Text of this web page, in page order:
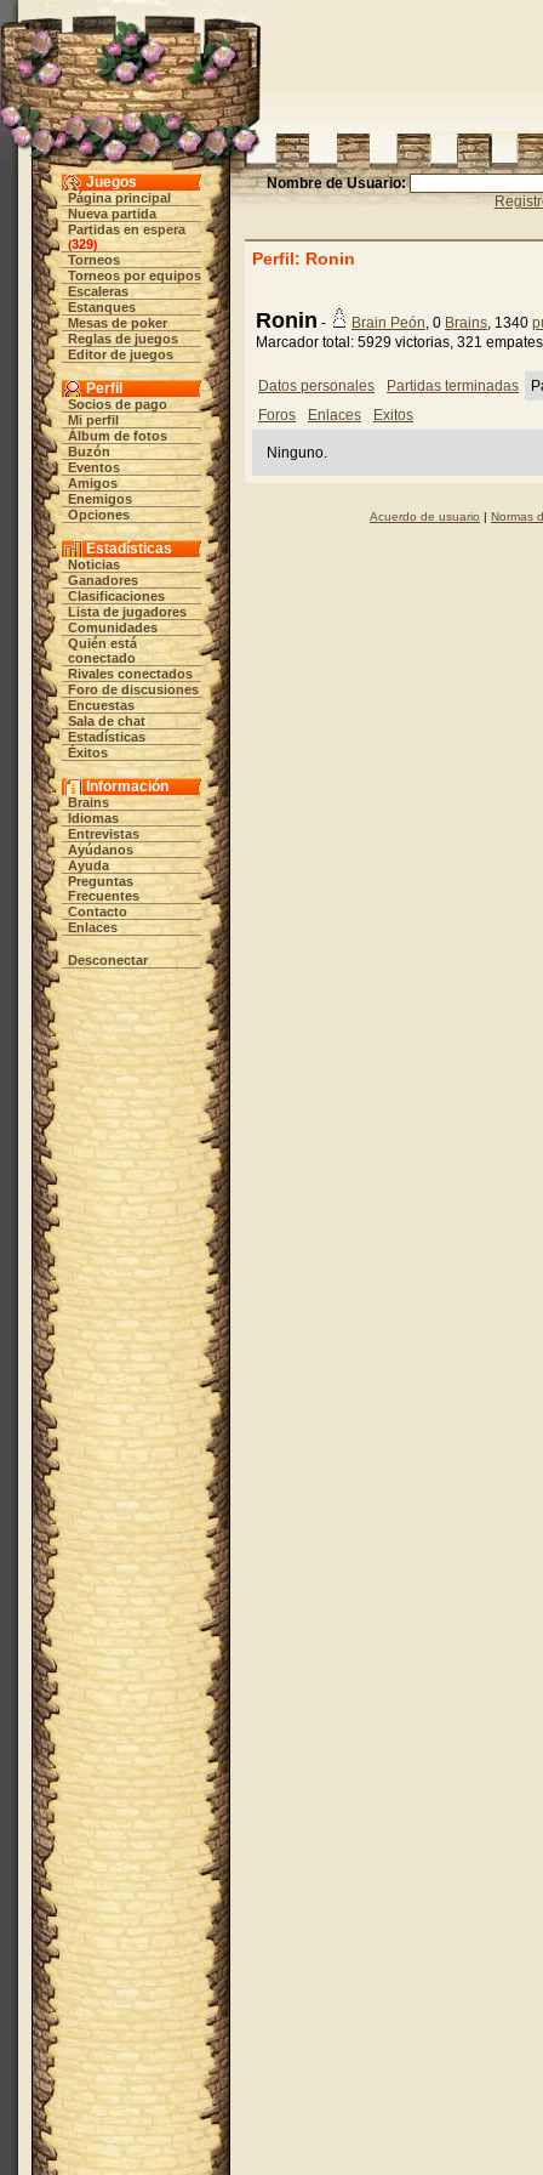
Juegos
Página principal
Nueva partida
Partidas en espera
(329)
Torneos
Torneos por equipos
Escaleras
Estanques
Mesas de poker
Reglas de juegos
Editor de juegos
Perfil
Socios de pago
Mi perfil
Álbum de fotos
Buzón
Eventos
Amigos
Enemigos
Opciones
Estadísticas
Noticias
Ganadores
Clasificaciones
Lista de jugadores
Comunidades
Quién está
conectado
Rivales conectados
Foro de discusiones
Encuestas
Sala de chat
Estadísticas
Éxitos
Información
Brains
Idiomas
Entrevistas
Ayúdanos
Ayuda
Preguntas
Frecuentes
Contacto
Enlaces
Desconectar
Nombre de Usuario:
Perfil: Ronin
Ronin - Brain Peón, 0 Brains, 1340
Marcador total: 5929 victorias, 321
Datos personales Partidas terminadas
Foros
Enlaces Exitos
Ninguno.
Acuerdo de usuario | Normas